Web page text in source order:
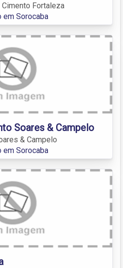
Fortaleza
em Sorocaba
Soares & Campelo
& Campelo
em Sorocaba